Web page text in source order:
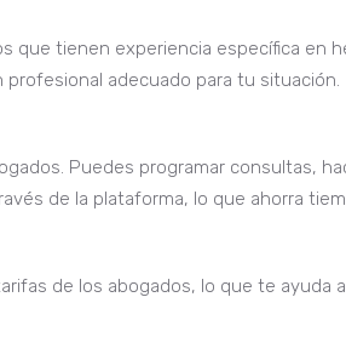
que tienen experiencia específica en
adecuado para tu situación.
Puedes programar consultas,
de la plataforma, lo que ahorra
de los abogados, lo que te ayuda